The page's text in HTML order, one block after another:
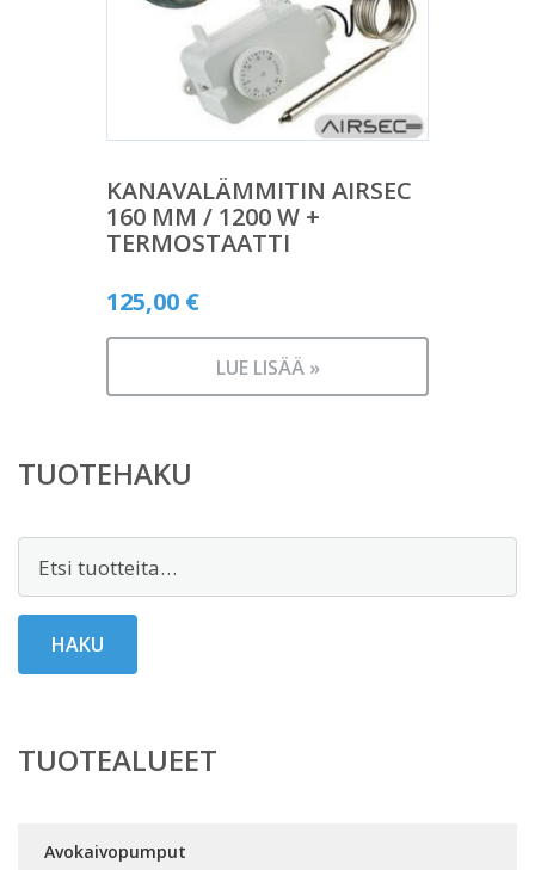
KANAVALÄMMITIN AIRSEC
160 MM / 1200 W +
TERMOSTAATTI
125,00 €
LUE LISÄÄ »
TUOTEHAKU
HAKU
TUOTEALUEET
Avokaivopumput